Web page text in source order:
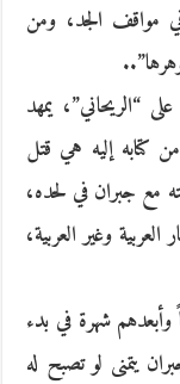
مواقف الجد، ومن
“الريحاني”، يمهد
كتابه إليه هي قتل
مع جبران في لحده،
وغير العربية،
وأبعدهم شهرة في بدء
يتمنى لو تصبح له